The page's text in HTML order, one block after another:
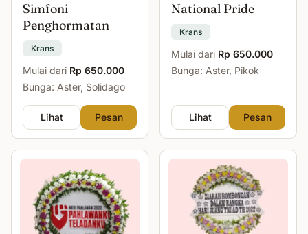
Simfoni
Penghormatan
Krans
Mulai dari Rp 650.000
Bunga: Aster, Solidago
Lihat Pesan
National Pride
Krans
Mulai dari Rp 650.000
Bunga: Aster, Pikok
Lihat Pesan